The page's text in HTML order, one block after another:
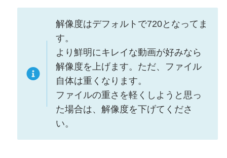
解像度はデフォルトで720となってま
す。
より鮮明にキレイな動画が好みなら
解像度を上げます。ただ、ファイル
自体は重くなります。
ファイルの重さを軽くしようと思っ
た場合は、解像度を下げてくださ
い。